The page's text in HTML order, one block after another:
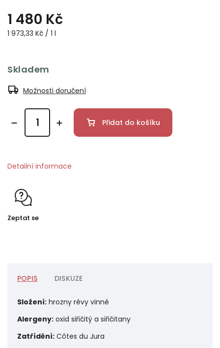
1 480 Kč
1 973,33 Kč / 1 l
Skladem
Možnosti doručení
Přidat do košíku
Detailní informace
Zeptat se
POPIS DISKUZE
Složení: hrozny révy vinné
Alergeny: oxid siřičitý a siřičitany
Zatřídění: Côtes du Jura